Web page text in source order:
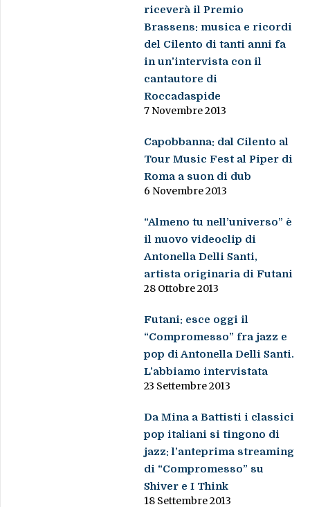
riceverà il Premio
Brassens: musica e ricordi
del Cilento di tanti anni fa
in un’intervista con il
cantautore di
Roccadaspide
7 Novembre 2013
Capobbanna: dal Cilento al
Tour Music Fest al Piper di
Roma a suon di dub
6 Novembre 2013
“Almeno tu nell’universo” è
il nuovo videoclip di
Antonella Delli Santi,
artista originaria di Futani
28 Ottobre 2013
Futani: esce oggi il
“Compromesso” fra jazz e
pop di Antonella Delli Santi.
L’abbiamo intervistata
23 Settembre 2013
Da Mina a Battisti i classici
pop italiani si tingono di
jazz: l’anteprima streaming
di “Compromesso” su
Shiver e I Think
18 Settembre 2013